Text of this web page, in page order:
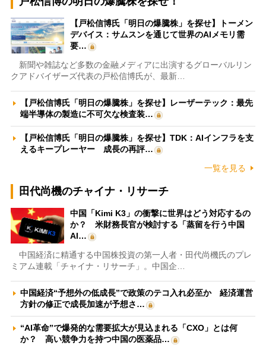
【戸松信博氏「明日の爆騰株」を探せ】トーメン
デバイス：サムスンを通じて世界のAIメモリ需
要…
新聞や雑誌など多数の金融メディアに出演するグローバルリン
クアドバイザーズ代表の戸松信博氏が、最新…
【戸松信博氏「明日の爆騰株」を探せ】レーザーテック：最先
端半導体の製造に不可欠な検査装…
【戸松信博氏「明日の爆騰株」を探せ】TDK：AIインフラを支
えるキープレーヤー 成長の再評…
一覧を見る
田代尚機のチャイナ・リサーチ
中国「Kimi K3」の衝撃に世界はどう対応するの
か？ 米財務長官が検討する「蒸留を行う中国
AI…
中国経済に精通する中国株投資の第一人者・田代尚機氏のプレ
ミアム連載「チャイナ・リサーチ」。中国企…
中国経済“予想外の低成長”で政策のテコ入れ必至か 経済運営
方針の修正で成長加速が予想さ…
“AI革命”で爆発的な需要拡大が見込まれる「CXO」とは何
か？ 高い競争力を持つ中国の医薬品…